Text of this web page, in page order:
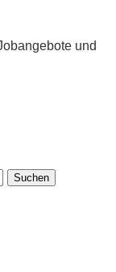
und